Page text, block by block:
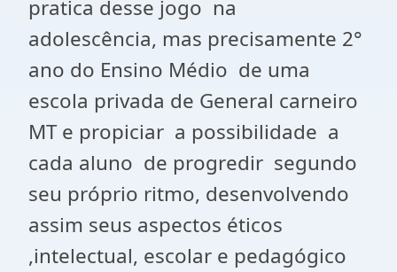
pratica desse jogo na
adolescência, mas precisamente 2°
ano do Ensino Médio de uma
escola privada de General carneiro
MT e propiciar a possibilidade a
cada aluno de progredir segundo
seu próprio ritmo, desenvolvendo
assim seus aspectos éticos
,intelectual, escolar e pedagógico